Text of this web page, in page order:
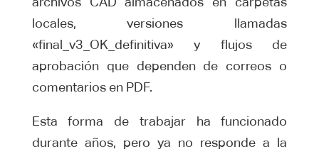
locales, versiones llamadas
«final_v3_OK_definitiva» y flujos de
aprobación que dependen de correos o
comentarios en PDF.
Esta forma de trabajar ha funcionado
durante años, pero ya no responde a la